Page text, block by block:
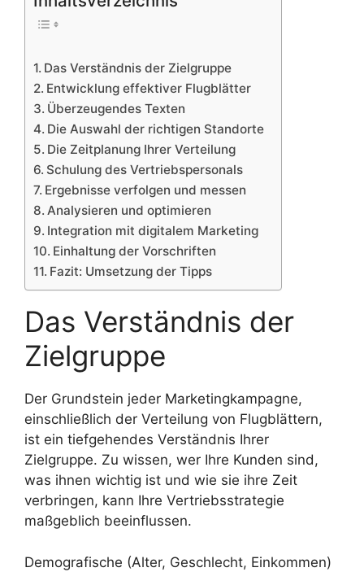
Das Verständnis der Zielgruppe
Entwicklung effektiver Flugblätter
Überzeugendes Texten
Die Auswahl der richtigen Standorte
Die Zeitplanung Ihrer Verteilung
Schulung des Vertriebspersonals
Ergebnisse verfolgen und messen
Analysieren und optimieren
Integration mit digitalem Marketing
Einhaltung der Vorschriften
Fazit: Umsetzung der Tipps
Das Verständnis der
Zielgruppe
Der Grundstein jeder Marketingkampagne,
einschließlich der Verteilung von Flugblättern,
ist ein tiefgehendes Verständnis Ihrer
Zielgruppe. Zu wissen, wer Ihre Kunden sind,
was ihnen wichtig ist und wie sie ihre Zeit
verbringen, kann Ihre Vertriebsstrategie
maßgeblich beeinflussen.
Demografische (Alter, Geschlecht, Einkommen)